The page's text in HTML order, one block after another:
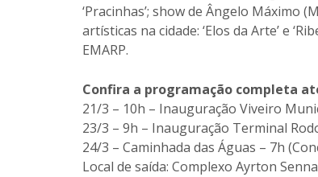
‘Pracinhas’; show de Ângelo Máximo
artísticas na cidade: ‘Elos da Arte’ e
EMARP.
Confira a programação completa
21/3 – 10h – Inauguração Viveiro
23/3 – 9h – Inauguração Terminal
24/3 – Caminhada das Águas – 7h
Local de saída: Complexo Ayrton Senna